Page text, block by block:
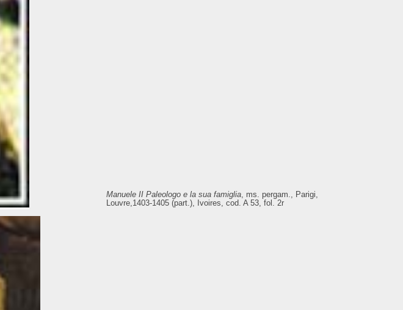
Manuele II Paleologo e la sua famiglia, ms. pergam., Parigi,
Louvre,1403-1405 (part.), Ivoires, cod. A 53, fol. 2r